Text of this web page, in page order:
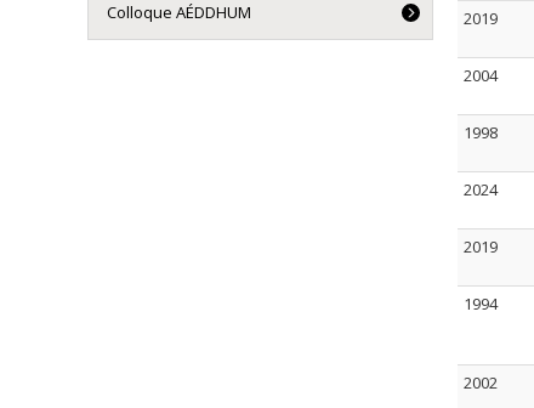
2019
2004
1998
2024
2019
1994
2002
Colloque AÉDDHUM